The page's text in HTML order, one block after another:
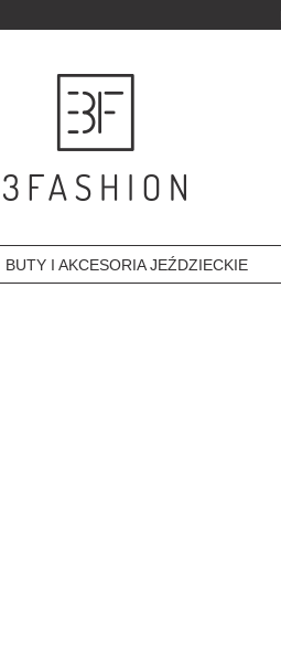
BUTY I AKCESORIA JEŹDZIECKIE